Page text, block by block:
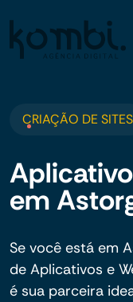
CRIAÇÃO DE SITES
em
Se você está em
de Aplicativos e
é sua parceira